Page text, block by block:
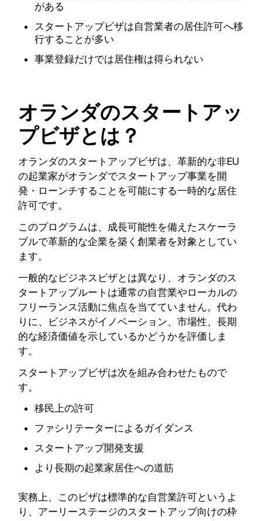
がある
スタートアップビザは自営業者の居住許可へ移
行することが多い
事業登録だけでは居住権は得られない
オランダのスタートアッ
プビザとは？
オランダのスタートアップビザは、革新的な非EU
の起業家がオランダでスタートアップ事業を開
発・ローンチすることを可能にする一時的な居住
許可です。
このプログラムは、成長可能性を備えたスケーラ
ブルで革新的な企業を築く創業者を対象としてい
ます。
一般的なビジネスビザとは異なり、オランダのス
タートアップルートは通常の自営業やローカルの
フリーランス活動に焦点を当てていません。代わ
りに、ビジネスがイノベーション、市場性、長期
的な経済価値を示しているかどうかを評価しま
す。
スタートアップビザは次を組み合わせたもので
す。
移民上の許可
ファシリテーターによるガイダンス
スタートアップ開発支援
より長期の起業家居住への道筋
実務上、このビザは標準的な自営業許可というよ
り、アーリーステージのスタートアップ向けの枠